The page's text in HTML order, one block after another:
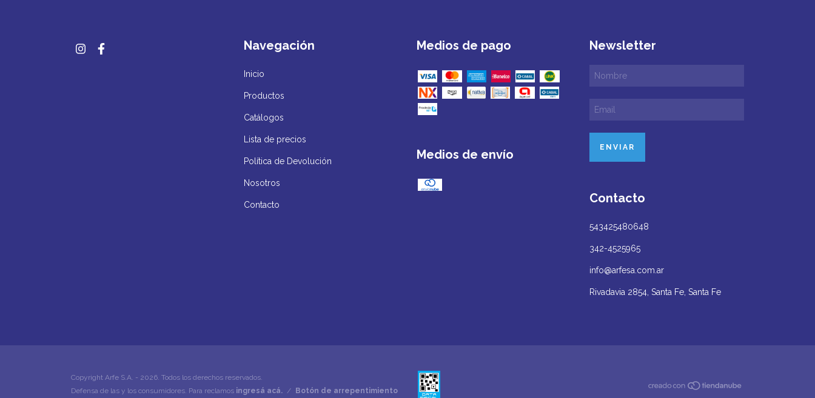
Navegación
Inicio
Productos
Catálogos
Lista de precios
Política de Devolución
Nosotros
Contacto
Medios de pago
Medios de envío
Newsletter
Contacto
543425480648
342-4525965
info@arfesa.com.ar
Rivadavia 2854, Santa Fe, Santa Fe
Copyright Arfe S.A. - 2026. Todos los derechos reservados.
Defensa de las y los consumidores. Para reclamos ingresá acá. / Botón de arrepentimiento